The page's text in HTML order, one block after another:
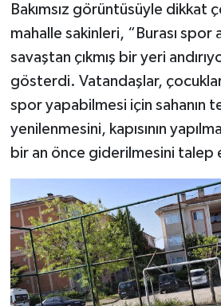
Bakımsız görüntüsüyle dikkat
mahalle sakinleri, “Burası spor
savaştan çıkmış bir yeri
gösterdi. Vatandaşlar,
spor yapabilmesi için sahanın
yenilenmesini, kapısının
bir an önce giderilmesini talep